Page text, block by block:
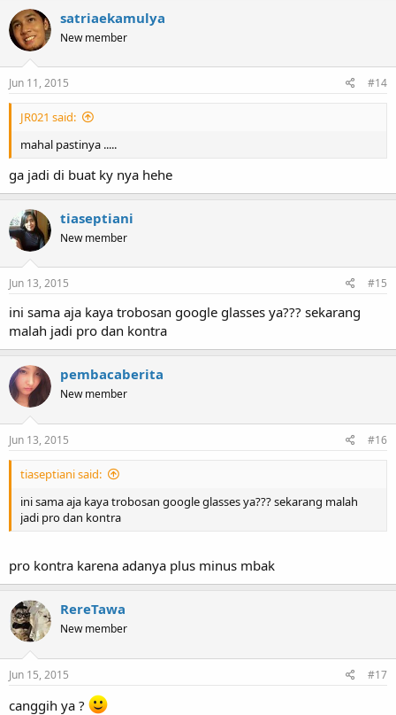
satriaekamulya
New member
Jun 11, 2015 #14
JR021 said:
mahal pastinya .....
ga jadi di buat ky nya hehe
tiaseptiani
New member
Jun 13, 2015 #15
ini sama aja kaya trobosan google glasses ya??? sekarang
malah jadi pro dan kontra
pembacaberita
New member
Jun 13, 2015 #16
tiaseptiani said:
ini sama aja kaya trobosan google glasses ya??? sekarang malah
jadi pro dan kontra
pro kontra karena adanya plus minus mbak
RereTawa
New member
Jun 15, 2015 #17
canggih ya ?